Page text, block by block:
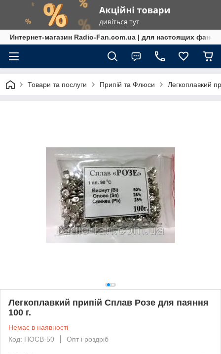
Интернет-магазин Radio-Fan.com.ua | для настоящих фанов!
Товари та послуги Припій та Флюси Легкоплавкий
Легкоплавкий припій Сплав Розе для паяння
100 г.
Немає в наявності
Код: ПОСВ-50
Опт і роздріб